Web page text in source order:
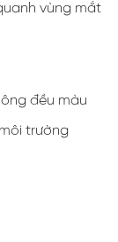
vùng mắt
đều màu
trường